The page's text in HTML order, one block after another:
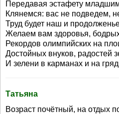
Передавая эстафету
Клянемся: вас не подведем,
Труд будет наш и
Желаем вам здоровья,
Рекордов олимпийских на
Достойных внуков, радостей
И зелени в карманах и на
Татьяна
Возраст почётный, на отдых